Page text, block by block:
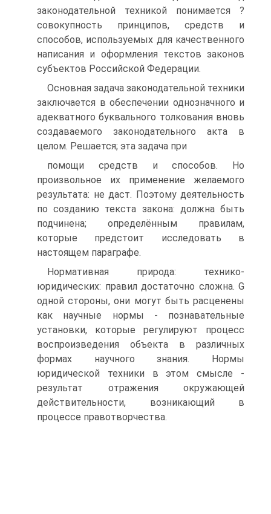
законодательной техникой понимается ?
совокупность принципов, средств и
способов, используемых для качественного
написания и оформления текстов законов
субъектов Российской Федерации.
Основная задача законодательной техники
заключается в обеспечении однозначного и
адекватного буквального толкования вновь
создаваемого законодательного акта в
целом. Решается; эта задача при
помощи средств и способов. Но
произвольное их применение желаемого
результата: не даст. Поэтому деятельность
по созданию текста закона: должна быть
подчинена; определённым правилам,
которые предстоит исследовать в
настоящем параграфе.
Нормативная природа: технико-
юридических: правил достаточно сложна. G
одной стороны, они могут быть расценены
как научные нормы - познавательные
установки, которые регулируют процесс
воспроизведения объекта в различных
формах научного знания. Нормы
юридической техники в этом смысле -
результат отражения окружающей
действительности, возникающий в
процессе правотворчества.